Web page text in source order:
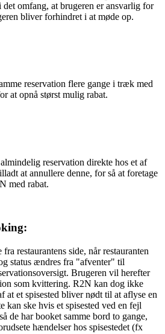
omfang, at brugeren er ansvarlig for
bliver forhindret i at møde op.
reservation flere gange i træk med
at opnå størst mulig rabat.
reservation direkte hos et af
at annullere denne, for så at foretage
med rabat.
restaurantens side, når restauranten
status ændres fra "afventer" til
Brugeren vil herefter
som kvittering. R2N kan dog ikke
at et spisested bliver nødt til at aflyse en
kan ske hvis et spisested ved en fejl
de har booket samme bord to gange,
hændelser hos spisestedet (fx